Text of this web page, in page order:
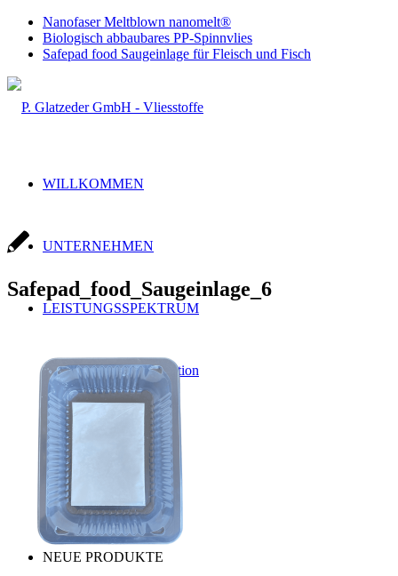
Nanofaser Meltblown nanomelt®
Biologisch abbaubares PP-Spinnvlies
Safepad food Saugeinlage für Fleisch und Fisch
WILLKOMMEN
UNTERNEHMEN
LEISTUNGSSPEKTRUM
Handel & Produktion
NEUE PRODUKTE
Safepad_food_Saugeinlage_6